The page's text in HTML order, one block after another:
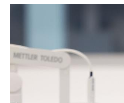
Vom Onboarding bis zu den